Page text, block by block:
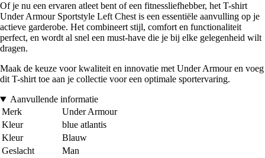
Of je nu een ervaren atleet bent of een fitnessliefhebber, het T-shirt
Under Armour Sportstyle Left Chest is een essentiële aanvulling op je
actieve garderobe. Het combineert stijl, comfort en functionaliteit
perfect, en wordt al snel een must-have die je bij elke gelegenheid wilt
dragen.
Maak de keuze voor kwaliteit en innovatie met Under Armour en voeg
dit T-shirt toe aan je collectie voor een optimale sportervaring.
Aanvullende informatie
Merk
Under Armour
Kleur
blue atlantis
Kleur
Blauw
Geslacht
Man